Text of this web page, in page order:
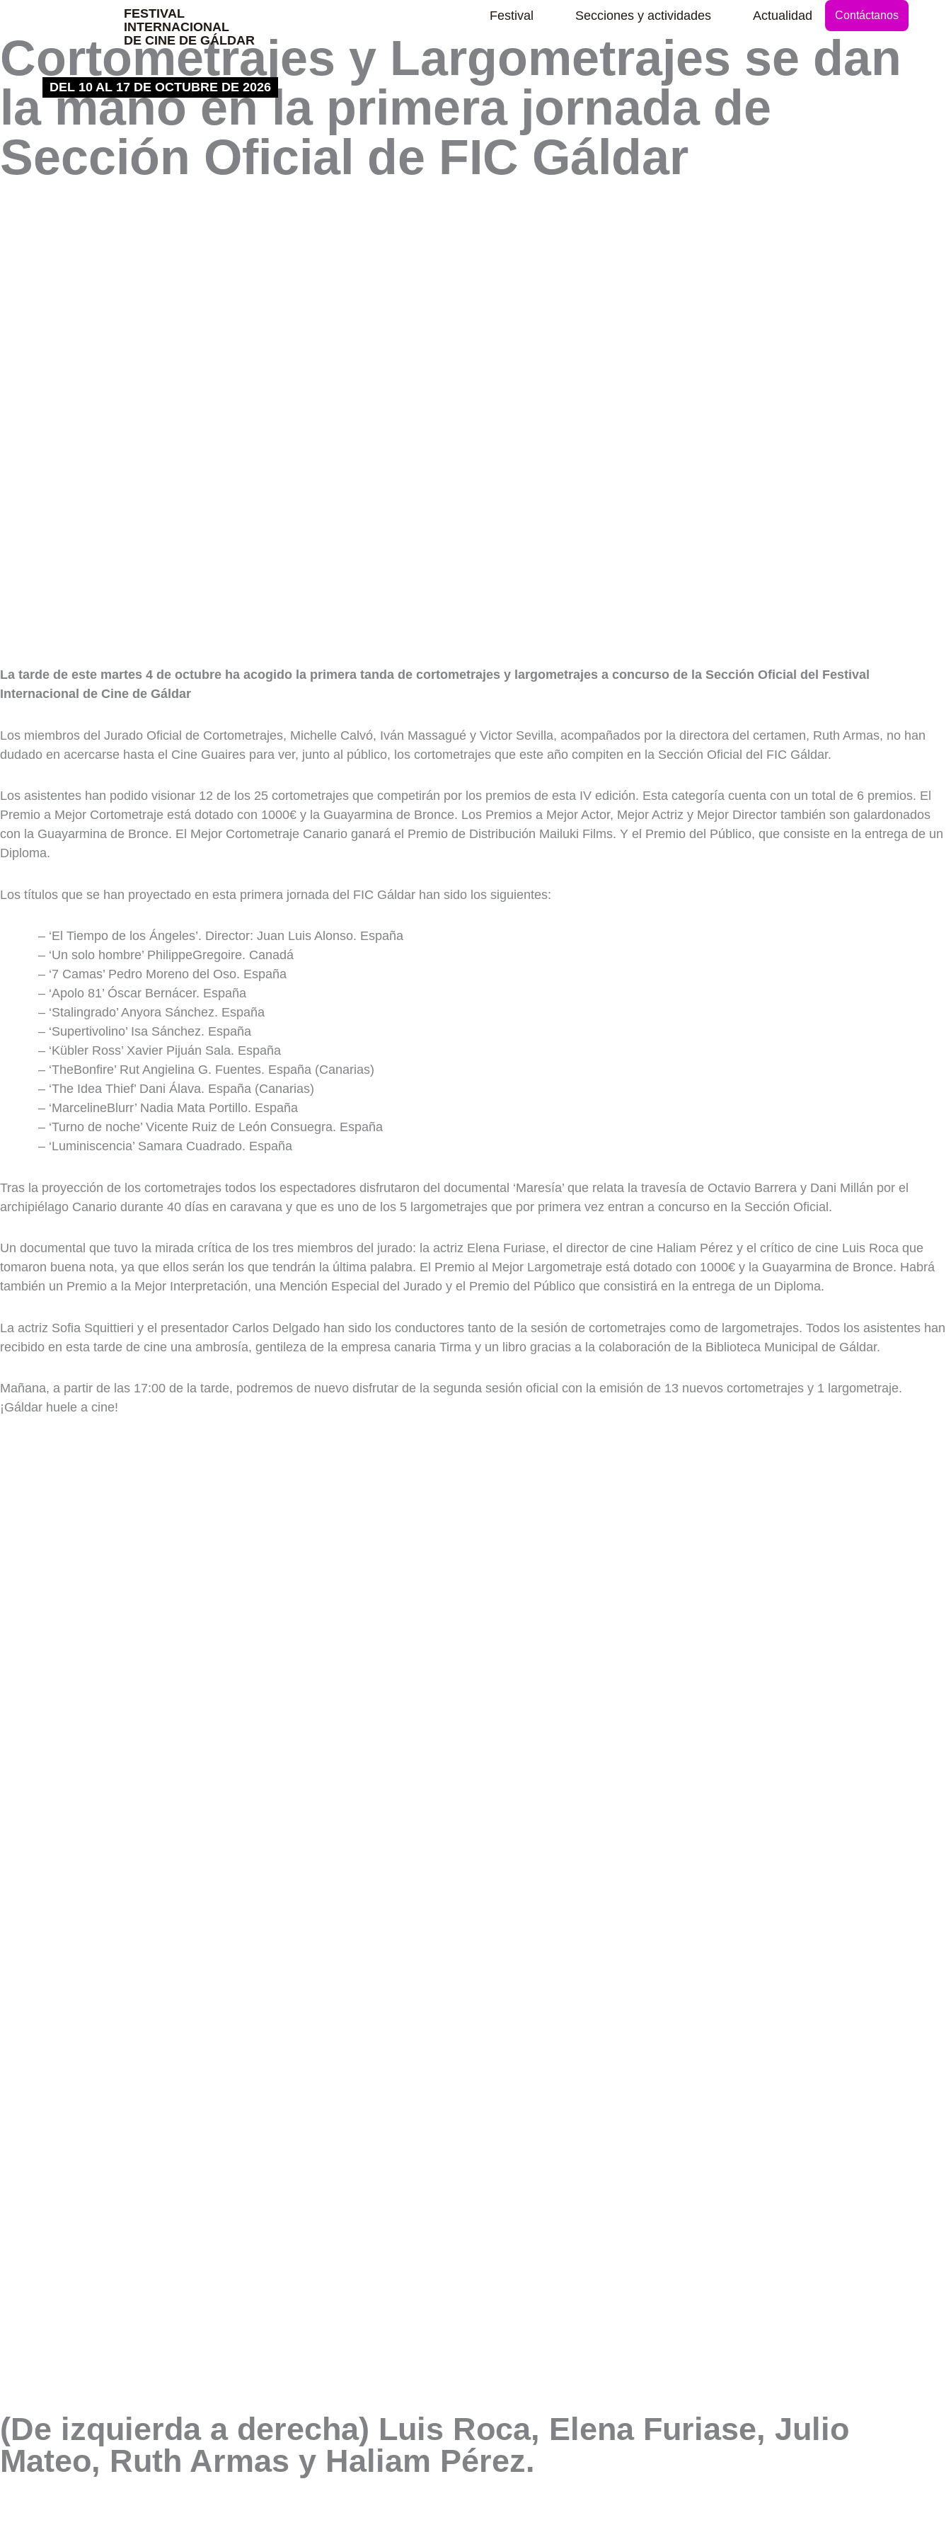
contenido
FESTIVAL
INTERNACIONAL
DE CINE DE GÁLDAR
DEL 10 AL 17 DE OCTUBRE DE 2026
Festival Abrir FestivalSecciones y actividades Abrir Secciones y actividades
Actualidad Contáctanos
Cortometrajes y Largometrajes se dan
la mano en la primera jornada de
Sección Oficial de FIC Gáldar
La tarde de este martes 4 de octubre ha acogido la primera tanda de cortometrajes y largometrajes a concurso de la Sección Oficial del Festival
Internacional de Cine de Gáldar
Los miembros del Jurado Oficial de Cortometrajes, Michelle Calvó, Iván Massagué y Victor Sevilla, acompañados por la directora del certamen, Ruth Armas, no han
dudado en acercarse hasta el Cine Guaires para ver, junto al público, los cortometrajes que este año compiten en la Sección Oficial del FIC Gáldar.
Los asistentes han podido visionar 12 de los 25 cortometrajes que competirán por los premios de esta IV edición. Esta categoría cuenta con un total de 6 premios. El
Premio a Mejor Cortometraje está dotado con 1000€ y la Guayarmina de Bronce. Los Premios a Mejor Actor, Mejor Actriz y Mejor Director también son galardonados
con la Guayarmina de Bronce. El Mejor Cortometraje Canario ganará el Premio de Distribución Mailuki Films. Y el Premio del Público, que consiste en la entrega de un
Diploma.
Los títulos que se han proyectado en esta primera jornada del FIC Gáldar han sido los siguientes:
– ‘El Tiempo de los Ángeles’. Director: Juan Luis Alonso. España
– ‘Un solo hombre’ PhilippeGregoire. Canadá
– ‘7 Camas’ Pedro Moreno del Oso. España
– ‘Apolo 81’ Óscar Bernácer. España
– ‘Stalingrado’ Anyora Sánchez. España
– ‘Supertivolino’ Isa Sánchez. España
– ‘Kübler Ross’ Xavier Pijuán Sala. España
– ‘TheBonfire’ Rut Angielina G. Fuentes. España (Canarias)
– ‘The Idea Thief’ Dani Álava. España (Canarias)
– ‘MarcelineBlurr’ Nadia Mata Portillo. España
– ‘Turno de noche’ Vicente Ruiz de León Consuegra. España
– ‘Luminiscencia’ Samara Cuadrado. España
Tras la proyección de los cortometrajes todos los espectadores disfrutaron del documental ‘Maresía’ que relata la travesía de Octavio Barrera y Dani Millán por el
archipiélago Canario durante 40 días en caravana y que es uno de los 5 largometrajes que por primera vez entran a concurso en la Sección Oficial.
Un documental que tuvo la mirada crítica de los tres miembros del jurado: la actriz Elena Furiase, el director de cine Haliam Pérez y el crítico de cine Luis Roca que
tomaron buena nota, ya que ellos serán los que tendrán la última palabra. El Premio al Mejor Largometraje está dotado con 1000€ y la Guayarmina de Bronce. Habrá
también un Premio a la Mejor Interpretación, una Mención Especial del Jurado y el Premio del Público que consistirá en la entrega de un Diploma.
La actriz Sofia Squittieri y el presentador Carlos Delgado han sido los conductores tanto de la sesión de cortometrajes como de largometrajes. Todos los asistentes han
recibido en esta tarde de cine una ambrosía, gentileza de la empresa canaria Tirma y un libro gracias a la colaboración de la Biblioteca Municipal de Gáldar.
Mañana, a partir de las 17:00 de la tarde, podremos de nuevo disfrutar de la segunda sesión oficial con la emisión de 13 nuevos cortometrajes y 1 largometraje.
¡Gáldar huele a cine!
(De izquierda a derecha) Luis Roca, Elena Furiase, Julio
Mateo, Ruth Armas y Haliam Pérez.